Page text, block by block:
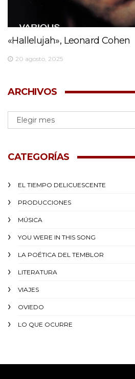
«Hallelujah», Leonard Cohen
20 agosto, 2025
ARCHIVOS
CATEGORÍAS
EL TIEMPO DELICUESCENTE
PRODUCCIONES
MÚSICA
YOU WERE IN THIS SONG
LA POÉTICA DEL TEMBLOR
LITERATURA
VIAJES
OVIEDO
LO QUE OCURRE